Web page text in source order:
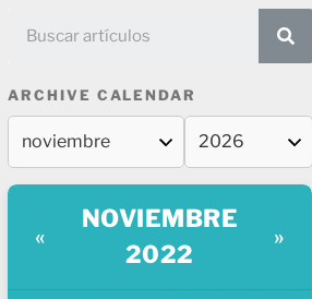
ARCHIVE CALENDAR
«
NOVIEMBRE
2022
»